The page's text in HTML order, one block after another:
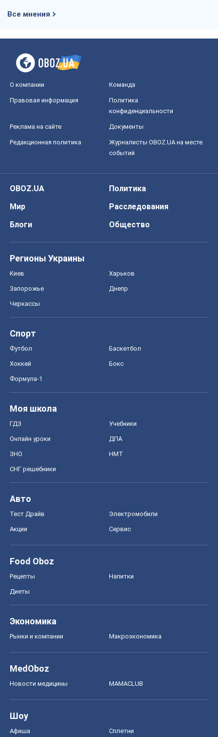
Все мнения
О компании Команда
Правовая информация
Политика
конфиденциальности
Реклама на сайте Документы
Редакционная политика
Журналисты OBOZ.UA на месте
событий
OBOZ.UA
Политика
Мир
Расследования
Блоги
Общество
Регионы Украины
Киев Харьков
Запорожье Днепр
Черкассы
Спорт
Футбол Баскетбол
Хоккей Бокс
Формула-1
Моя школа
ГДЗ Учебники
Онлайн уроки ДПА
ЗНО НМТ
СНГ решебники
Авто
Тест Драйв Электромобили
Акции Сервис
Food Oboz
Рецепты Напитки
Диеты
Экономика
Рынки и компании Mакроэкономика
MedOboz
Новости медицины MAMACLUB
Шоу
Афиша Сплетни